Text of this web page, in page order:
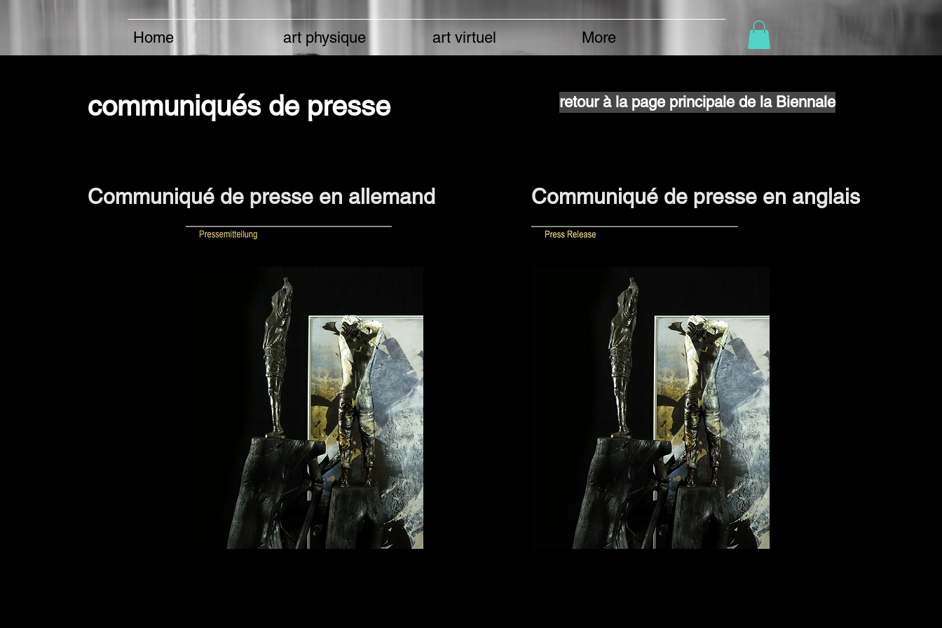
Home art physique art virtuel More
communiqués de presse retour à la page principale de la Biennale
Communiqué de presse en allemand Communiqué de presse en anglais